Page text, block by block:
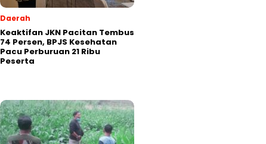
Daerah
Keaktifan JKN Pacitan Tembus
74 Persen, BPJS Kesehatan
Pacu Perburuan 21 Ribu
Peserta